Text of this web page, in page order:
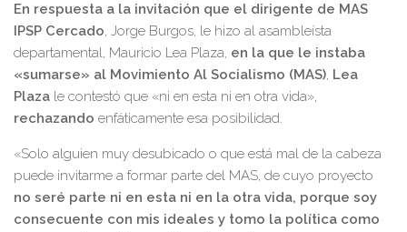
En respuesta a la invitación que el dirigente de MAS
IPSP Cercado, Jorge Burgos, le hizo al asambleísta
departamental, Mauricio Lea Plaza, en la que le instaba
«sumarse» al Movimiento Al Socialismo (MAS), Lea
Plaza le contestó que «ni en esta ni en otra vida»,
rechazando enfáticamente esa posibilidad.
«Solo alguien muy desubicado o que está mal de la cabeza
puede invitarme a formar parte del MAS, de cuyo proyecto
no seré parte ni en esta ni en la otra vida, porque soy
consecuente con mis ideales y tomo la política como